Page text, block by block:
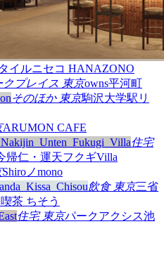
イルニセコ HANAZONO
クプレイス 東京owns平河町
そのほか 東京駒沢大学駅リ
ARUMON CAFE
住宅
帰仁・運天フクギVilla
Shiroノmono
飲食 東京三省
茶 ちそう
住宅 東京パークアクシス池